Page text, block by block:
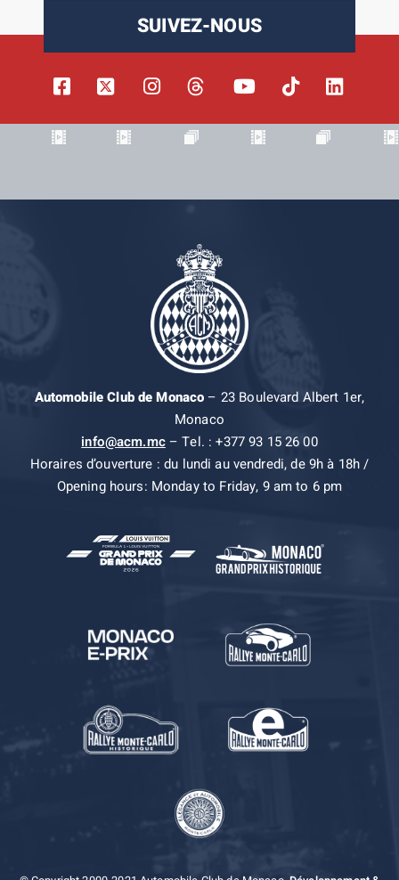
SUIVEZ-NOUS
Automobile Club de Monaco– 23 Boulevard Albert 1er,
Monaco
info@acm.mc– Tel. : +377 93 15 26 00
Horaires d’ouverture : du lundi au vendredi, de 9h à 18h /
Opening hours: Monday to Friday, 9 am to 6 pm